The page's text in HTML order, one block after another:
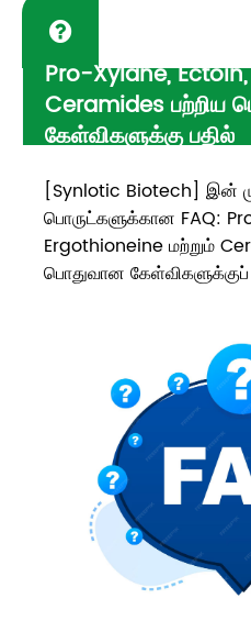
Pro-Xylane,
Ceramides பற்றிய
கேள்விகளுக்கு பதில்
[Synlotic Biotech] இன்
பொருட்களுக்கான FAQ:
Ergothioneine மற்றும்
பொதுவான கேள்விகளுக்குப்